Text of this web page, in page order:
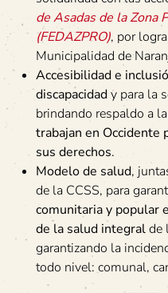
de Asadas de la Zona
(FEDAZPRO), por
Municipalidad de
Accesibilidad e
discapacidady para la
brindando respaldo a la
trabajan en Occidente
sus derechos.
Modelo de salud,
de la CCSS, para
comunitaria y popular
de la salud integralde
garantizando la
todo nivel: comunal,